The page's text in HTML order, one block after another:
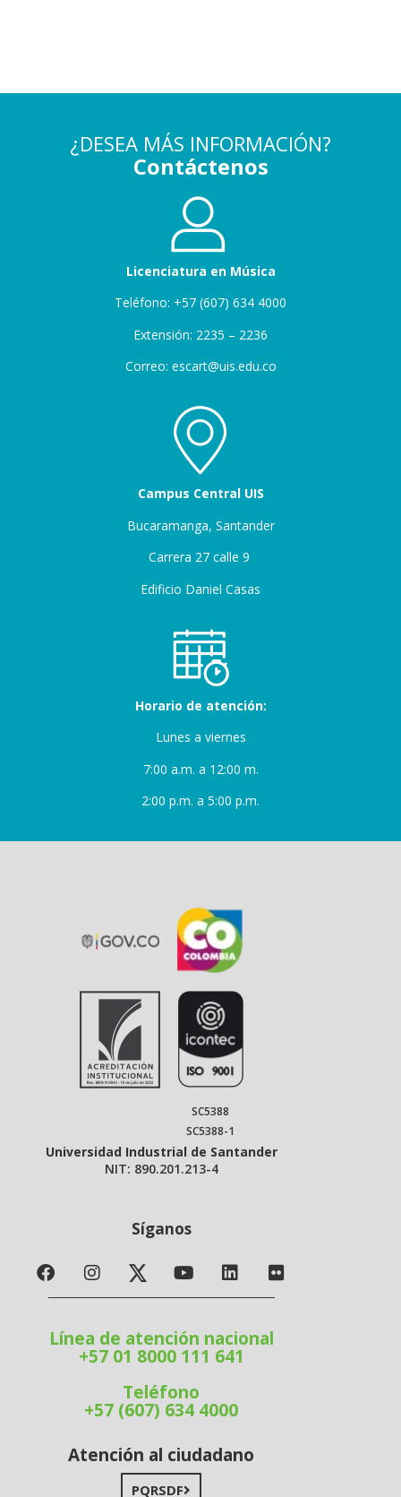
¿DESEA MÁS INFORMACIÓN?
Contáctenos
Licenciatura en Música
Teléfono: +57 (607) 634 4000
Extensión: 2235 – 2236
Correo: escart@uis.edu.co
Campus Central UIS
Bucaramanga, Santander
Carrera 27 calle 9
Edificio Daniel Casas
Horario de atención:
Lunes a viernes
7:00 a.m. a 12:00 m.
2:00 p.m. a 5:00 p.m.